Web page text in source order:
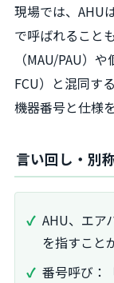
現場では、AHU
で呼ばれること
（MAU/PAU）
FCU）と混同す
機器番号と仕様
言い回し・別
AHU、エア
を指すこと
番号呼び：